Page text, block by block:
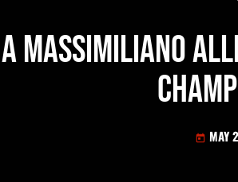
a Massimiliano
today MAY